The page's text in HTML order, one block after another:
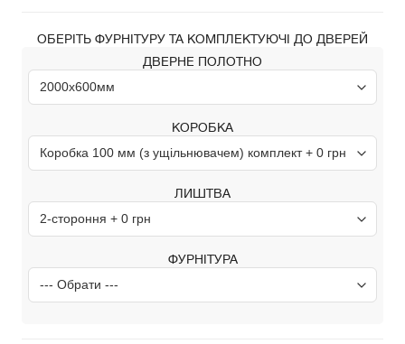
ОБЕРІТЬ ФУРНІТУРУ ТА КОМПЛЕКТУЮЧІ ДО ДВЕРЕЙ
ДВЕРНЕ ПОЛОТНО
КОРОБКА
ЛИШТВА
ФУРНІТУРА